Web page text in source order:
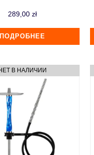
289,00zł
ПОДРОБНЕЕ